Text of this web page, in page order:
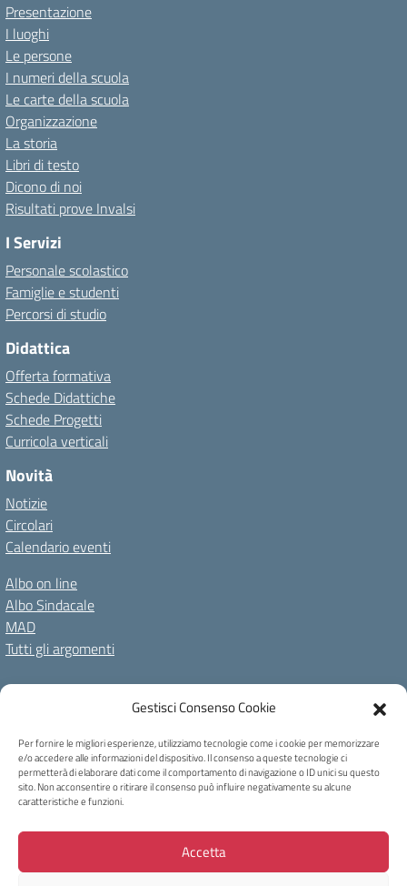
Gestisci Consenso Cookie
Per fornire le migliori esperienze, utilizziamo tecnologie come i cookie per memorizzare
e/o accedere alle informazioni del dispositivo. Il consenso a queste tecnologie ci
permetterà di elaborare dati come il comportamento di navigazione o ID unici su questo
sito. Non acconsentire o ritirare il consenso può influire negativamente su alcune
caratteristiche e funzioni.
Accetta
Presentazione
I luoghi
Le persone
I numeri della scuola
Le carte della scuola
Organizzazione
La storia
Libri di testo
Dicono di noi
Risultati prove Invalsi
I Servizi
Personale scolastico
Famiglie e studenti
Percorsi di studio
Didattica
Offerta formativa
Schede Didattiche
Schede Progetti
Curricola verticali
Novità
Notizie
Circolari
Calendario eventi
Albo on line
Albo Sindacale
MAD
Tutti gli argomenti
Amministrazione Trasparente
Spazio repositoryAccessibilitàNote LegaliPrivacy Policy
Cookie Policy
Copyright 2023 - I.C Tina Merlin - Belluno
Via Bortolo Castellani, 40 32100 Belluno - Tel +39 0437931814 - Mail:
blic831003@istruzione.it